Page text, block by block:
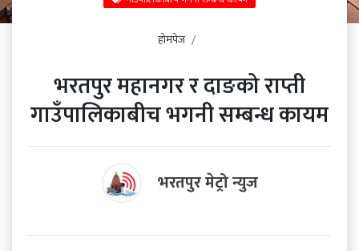
होमपेज
भरतपुर महानगर र दाङको राप्ती
गाउँपालिकाबीच भगनी सम्बन्ध कायम
भरतपुर मेट्रो न्युज